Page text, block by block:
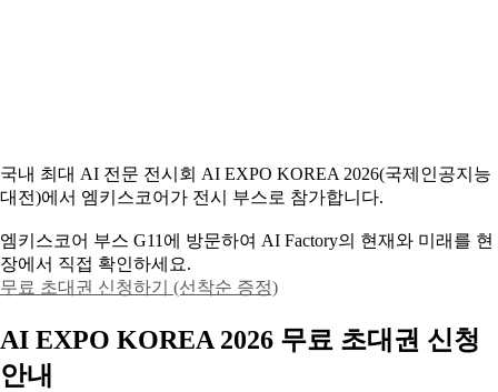
국내 최대 AI 전문 전시회 AI EXPO KOREA 2026(국제인공지능
대전)에서 엠키스코어가 전시 부스로 참가합니다.
엠키스코어 부스 G11에 방문하여 AI Factory의 현재와 미래를 현
장에서 직접 확인하세요.
무료 초대권 신청하기 (선착순 증정)
AI EXPO KOREA 2026 무료 초대권 신청
안내